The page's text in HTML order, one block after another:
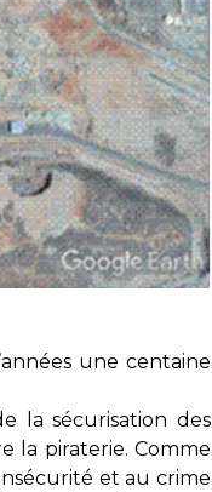
une centaine
la sécurisation des
la piraterie. Comme
et au crime